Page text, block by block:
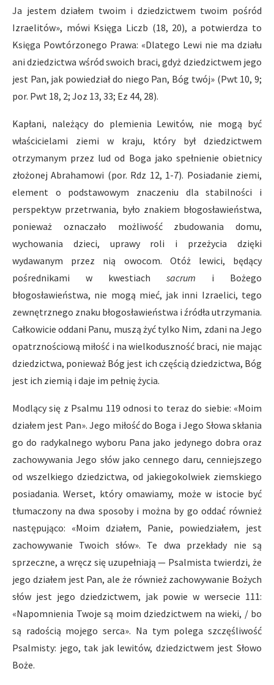
Ja jestem działem twoim i dziedzictwem twoim pośród
Izraelitów», mówi Księga Liczb (18, 20), a potwierdza to
Księga Powtórzonego Prawa: «Dlatego Lewi nie ma działu
ani dziedzictwa wśród swoich braci, gdyż dziedzictwem jego
jest Pan, jak powiedział do niego Pan, Bóg twój» (Pwt 10, 9;
por. Pwt 18, 2; Joz 13, 33; Ez 44, 28).
Kapłani, należący do plemienia Lewitów, nie mogą być
właścicielami ziemi w kraju, który był dziedzictwem
otrzymanym przez lud od Boga jako spełnienie obietnicy
złożonej Abrahamowi (por. Rdz 12, 1-7). Posiadanie ziemi,
element o podstawowym znaczeniu dla stabilności i
perspektyw przetrwania, było znakiem błogosławieństwa,
ponieważ oznaczało możliwość zbudowania domu,
wychowania dzieci, uprawy roli i przeżycia dzięki
wydawanym przez nią owocom. Otóż lewici, będący
pośrednikami w kwestiach sacrum i Bożego
błogosławieństwa, nie mogą mieć, jak inni Izraelici, tego
zewnętrznego znaku błogosławieństwa i źródła utrzymania.
Całkowicie oddani Panu, muszą żyć tylko Nim, zdani na Jego
opatrznościową miłość i na wielkoduszność braci, nie mając
dziedzictwa, ponieważ Bóg jest ich częścią dziedzictwa, Bóg
jest ich ziemią i daje im pełnię życia.
Modlący się z Psalmu 119 odnosi to teraz do siebie: «Moim
działem jest Pan». Jego miłość do Boga i Jego Słowa skłania
go do radykalnego wyboru Pana jako jedynego dobra oraz
zachowywania Jego słów jako cennego daru, cenniejszego
od wszelkiego dziedzictwa, od jakiegokolwiek ziemskiego
posiadania. Werset, który omawiamy, może w istocie być
tłumaczony na dwa sposoby i można by go oddać również
następująco: «Moim działem, Panie, powiedziałem, jest
zachowywanie Twoich słów». Te dwa przekłady nie są
sprzeczne, a wręcz się uzupełniają — Psalmista twierdzi, że
jego działem jest Pan, ale że również zachowywanie Bożych
słów jest jego dziedzictwem, jak powie w wersecie 111:
«Napomnienia Twoje są moim dziedzictwem na wieki, / bo
są radością mojego serca». Na tym polega szczęśliwość
Psalmisty: jego, tak jak lewitów, dziedzictwem jest Słowo
Boże.